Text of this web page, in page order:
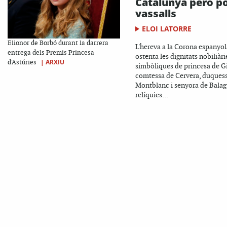
Elionor de Borbó durant la darrera
entrega dels Premis Princesa
d'Astúries
| ARXIU
vassalls
ELOI LATORRE
L'hereva a la Corona
ostenta les dignitats
simbòliques de princesa de
comtessa de Cervera,
Montblanc i senyora de
relíquies...